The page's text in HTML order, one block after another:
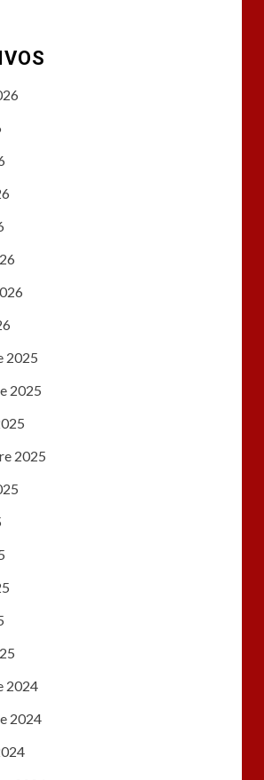
2025
2025
2025
2024
2024